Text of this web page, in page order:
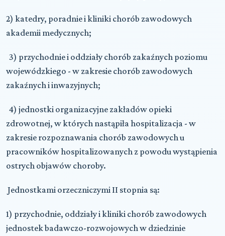
2) katedry, poradnie i kliniki chorób zawodowych
akademii medycznych;
3) przychodnie i oddziały chorób zakaźnych poziomu
wojewódzkiego - w zakresie chorób zawodowych
zakaźnych i inwazyjnych;
4) jednostki organizacyjne zakładów opieki
zdrowotnej, w których nastąpiła hospitalizacja - w
zakresie rozpoznawania chorób zawodowych u
pracowników hospitalizowanych z powodu wystąpienia
ostrych objawów choroby.
Jednostkami orzeczniczymi II stopnia są:
1) przychodnie, oddziały i kliniki chorób zawodowych
jednostek badawczo-rozwojowych w dziedzinie